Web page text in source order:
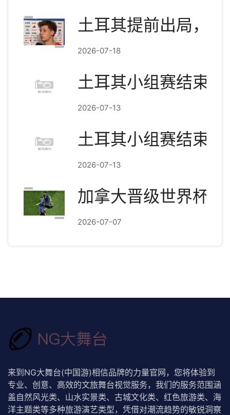
土耳其提前出局，
2026-07-18
土耳其小组赛结束
2026-07-13
土耳其小组赛结束
2026-07-13
加拿大晋级世界杯
2026-07-07
来到NG大舞台(中国游)相信品牌的力量官网，您将体验到
专业、创意、高效的文旅舞台视觉服务，我们的服务范围涵
盖自然风光类、山水实景类、古城文化类、红色旅游类、海
洋主题类等多种旅游演艺类型，凭借对潮流趋势的敏锐洞察